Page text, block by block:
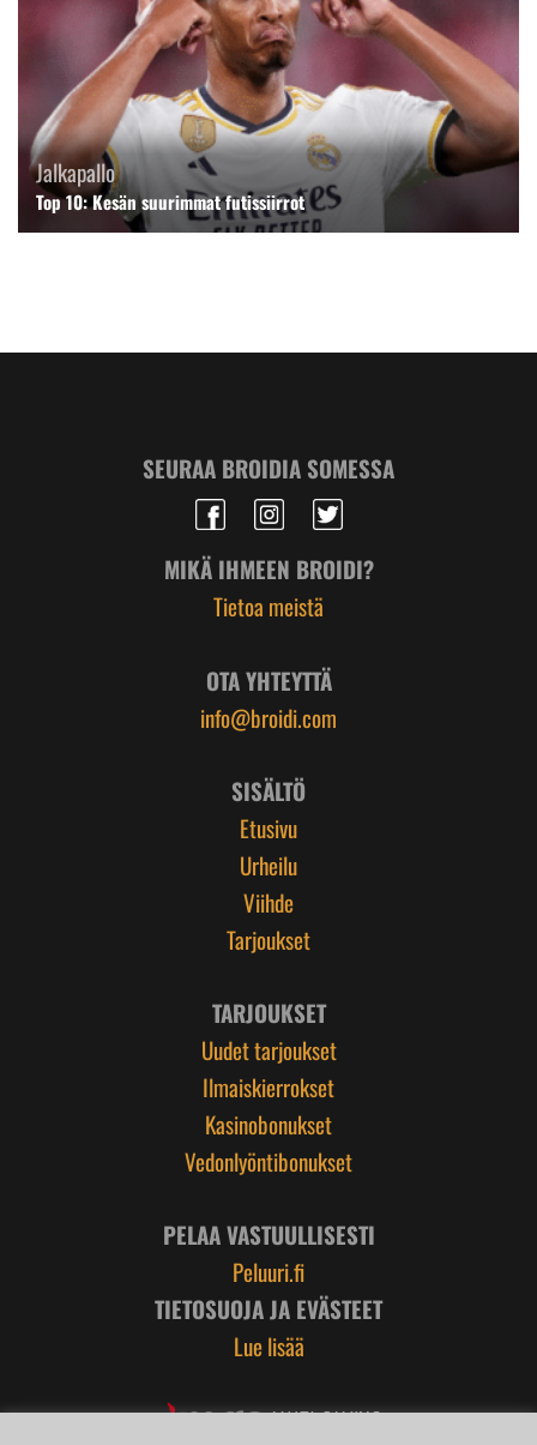
Jalkapallo
Top 10: Kesän suurimmat futissiirrot
SEURAA BROIDIA SOMESSA
MIKÄ IHMEEN BROIDI?
Tietoa meistä
OTA YHTEYTTÄ
info@broidi.com
SISÄLTÖ
Etusivu
Urheilu
Viihde
Tarjoukset
TARJOUKSET
Uudet tarjoukset
Ilmaiskierrokset
Kasinobonukset
Vedonlyöntibonukset
PELAA VASTUULLISESTI
Peluuri.fi
TIETOSUOJA JA EVÄSTEET
Lue lisää